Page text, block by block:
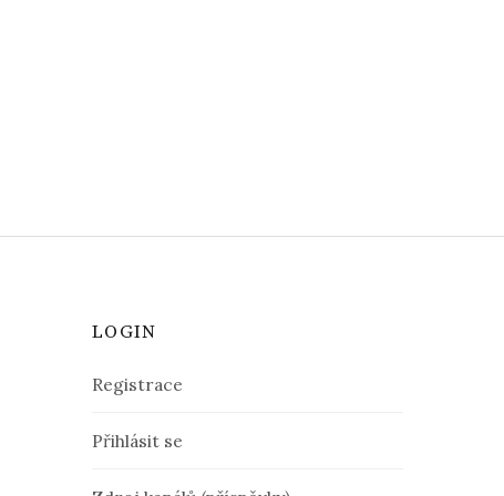
LOGIN
Registrace
Přihlásit se